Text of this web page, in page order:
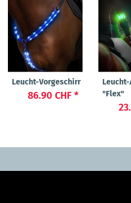
Leucht-Vorgeschirr
86.90 CHF *
"Flex"